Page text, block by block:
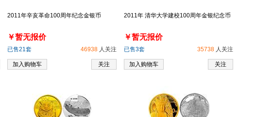
2011年辛亥革命100周年纪念金银币
￥暂无报价
46938 人关注
已售21套
关注
加入购物车
2011年 清华大学建校100周年金银纪念币
￥暂无报价
35738 人关注
已售3套
关注
加入购物车